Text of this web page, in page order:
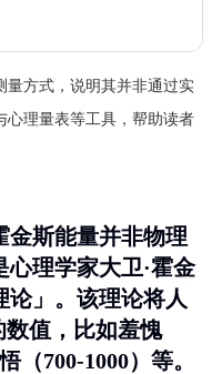
量方式，说明其并非通过实
心理量表等工具，帮助读者
金斯能量并非物理
理学家大卫·霍金
」。该理论将人
数值，比如羞愧
（700-1000）等。